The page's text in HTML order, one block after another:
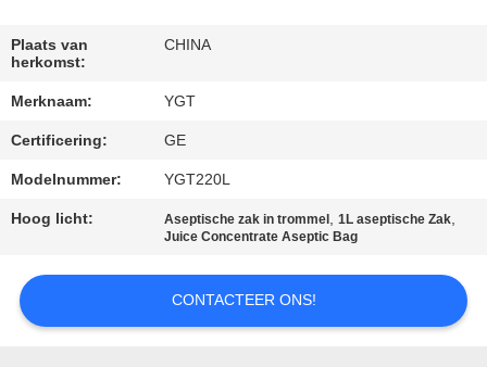
FABRIEKSREIS
KWALITEITSCONTROLE
CONTACTEER
ONS
NIEUWS
Plaats van
herkomst:
CHINA
Merknaam: YGT
Certificering: GE
Modelnummer: YGT220L
Hoog licht: Aseptische zak in trommel ,1L aseptische Zak,
Juice Concentrate Aseptic Bag
CONTACTEER ONS!